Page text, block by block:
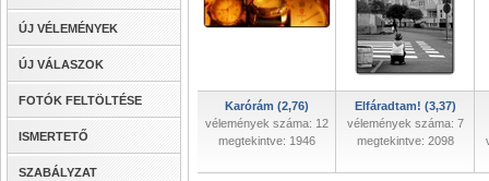
ÚJ VÉLEMÉNYEK
ÚJ VÁLASZOK
FOTÓK FELTÖLTÉSE
ISMERTETŐ
SZABÁLYZAT
Karórám (2,76)
vélemények száma: 12
megtekintve: 1946
Elfáradtam! (3,37)
vélemények száma: 7
megtekintve: 2098